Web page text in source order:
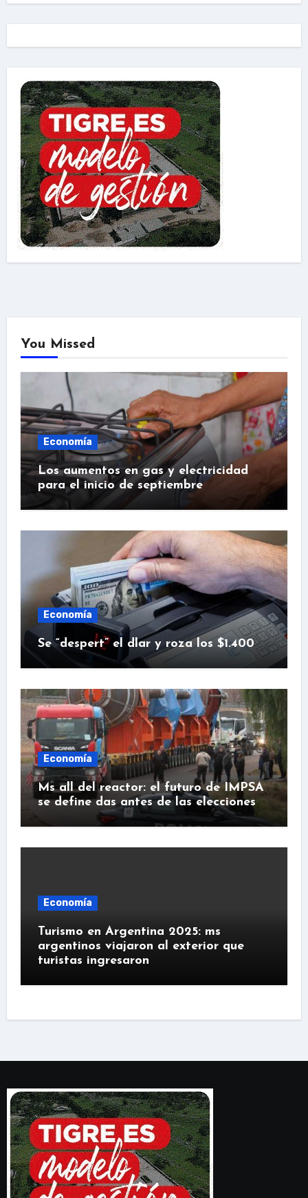
You Missed
Economía
Los aumentos en gas y electricidad
para el inicio de septiembre
Economía
Se “despert” el dlar y roza los $1.400
Economía
Ms all del reactor: el futuro de IMPSA
se define das antes de las elecciones
Economía
Turismo en Argentina 2025: ms
argentinos viajaron al exterior que
turistas ingresaron